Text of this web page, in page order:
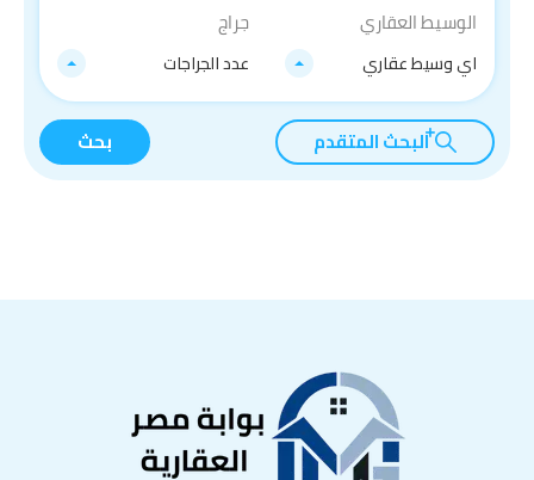
الوسيط العقاري
اي وسيط عقاري
جراج
عدد الجراجات
البحث المتقدم بحث